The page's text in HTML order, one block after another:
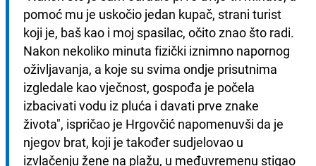
pomoć mu je uskočio jedan kupač, strani turist
koji je, baš kao i moj spasilac, očito znao što radi.
Nakon nekoliko minuta fizički iznimno napornog
oživljavanja, a koje su svima ondje prisutnima
izgledale kao vječnost, gospođa je počela
izbacivati vodu iz pluća i davati prve znake
života", ispričao je Hrgovčić napomenuvši da je
njegov brat, koji je također sudjelovao u
izvlačenju žene na plažu, u međuvremenu stigao